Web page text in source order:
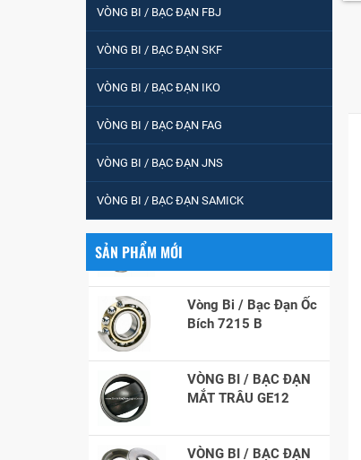
VÒNG BI / BẠC ĐẠN FBJ
VÒNG BI / BẠC ĐẠN SKF
VÒNG BI / BẠC ĐẠN IKO
VÒNG BI / BẠC ĐẠN FAG
VÒNG BI / BẠC ĐẠN JNS
VÒNG BI / BẠC ĐẠN SAMICK
SẢN PHẨM MỚI
VÒNG BI / BẠC ĐẠN
CHÀ TRÒN 51105
VÒNG BI / BẠC ĐẠN
CỐT BƠM NƯỚC
12x12x26
MĂNG XÔNG H2306
Bích 7215 B
MẮT TRÂU GE12
CHÀ TRÒN 51106